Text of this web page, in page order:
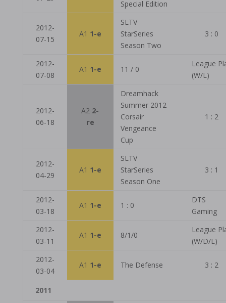
Special Edition
2012-
07-15
A1 1-е
SLTV
StarSeries
Season Two
3 : 0
2012-
07-08
A1 1-е 11 / 0
League
(W/L)
2012-
06-18
A2 2-
ге
Dreamhack
Summer 2012
Corsair
Vengeance
Cup
1 : 2
2012-
04-29
A1 1-е
SLTV
StarSeries
Season One
3 : 1
2012-
03-18
A1 1-е 1 : 0
DTS
Gaming
2012-
03-11
A1 1-е 8/1/0
League
(W/D/L)
2012-
03-04
A1 1-е The Defense 3 : 2
2011